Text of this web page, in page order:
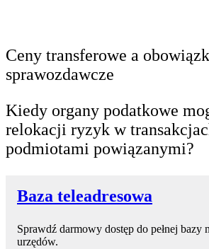
Ceny transferowe a
sprawozdawcze
Kiedy organy podatkowe
relokacji ryzyk w
podmiotami powiązanymi?
Baza teleadresowa
Sprawdź darmowy dostęp do pełnej bazy
urzędów.